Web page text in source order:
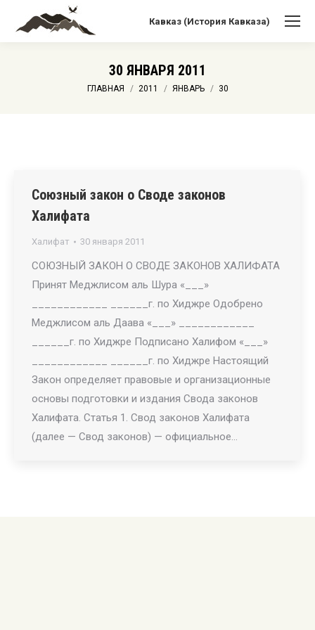
Кавказ (История Кавказа)
30 ЯНВАРЯ 2011
Вы здесь:
ГЛАВНАЯ 2011 ЯНВАРЬ 30
Союзный закон о Своде законов
Халифата
Халифат 30 января 2011
СОЮЗНЫЙ ЗАКОН О СВОДЕ ЗАКОНОВ ХАЛИФАТА
Принят Меджлисом аль Шура «___»
____________ ______г. по Хиджре Одобрено
Меджлисом аль Даава «___» ____________
______г. по Хиджре Подписано Халифом «___»
____________ ______г. по Хиджре Настоящий
Закон определяет правовые и организационные
основы подготовки и издания Свода законов
Халифата. Статья 1. Свод законов Халифата
(далее — Свод законов) — официальное…